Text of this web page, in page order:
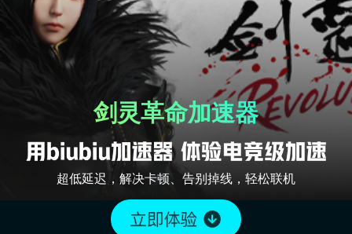
剑灵革命加速器
超低延迟，解决卡顿、告别掉线，轻松联机